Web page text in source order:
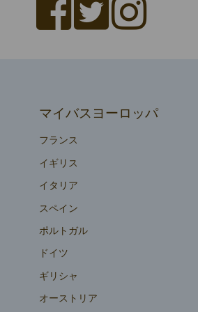
マイバスヨーロッパ
フランス
イギリス
イタリア
スペイン
ポルトガル
ドイツ
ギリシャ
オーストリア